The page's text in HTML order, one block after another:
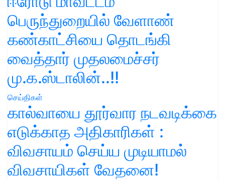
பெருந்துறையில் வேளாண்
கண்காட்சியை தொடங்கி
வைத்தார் முதலமைச்சர்
மு.க.ஸ்டாலின்..!!
செய்திகள்
கால்வாயை தூர்வார நடவடிக்கை
எடுக்காத அதிகாரிகள் :
விவசாயம் செய்ய முடியாமல்
விவசாயிகள் வேதனை!